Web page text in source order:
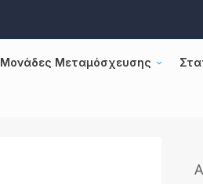
Μονάδες Μεταμόσχευσης